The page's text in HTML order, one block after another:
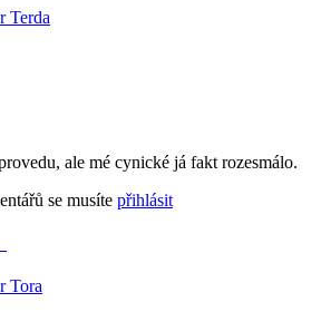
ale mé cynické já fakt rozesmálo.
se musíte přihlásit